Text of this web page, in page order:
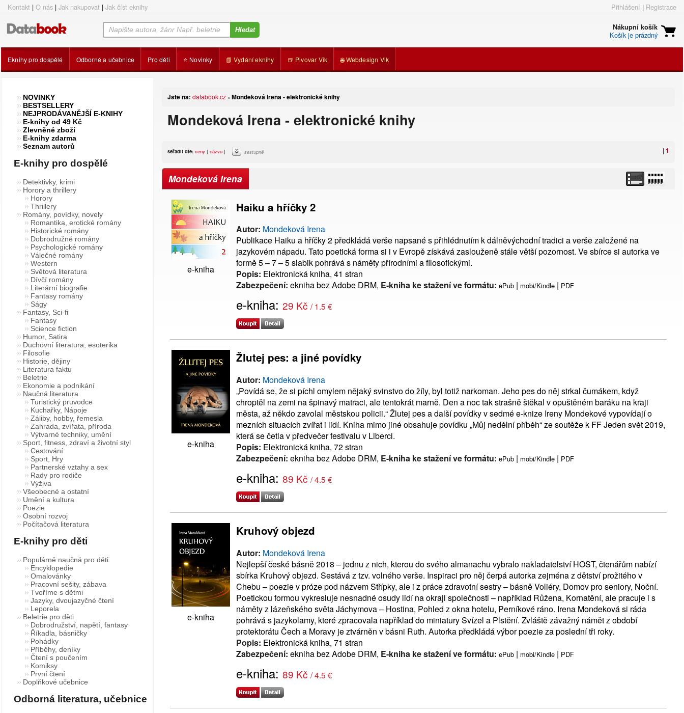
Kontakt | O nás | Jak nakupovat | Jak číst eknihy Přihlášení | Registrace
Nákupní košík
Košík je prázdný
Eknihy pro dospělé Odborné a učebnice Pro děti ⭐ Novinky 📗 Vydání eknihy 🍺 Pivovar Vik 🌐 Webdesign Vik
Jste na: databook.cz » Mondeková Irena - elektronické knihy
Mondeková Irena - elektronické knihy
| 1
seřadit dle: ceny | názvu | sestupně
Mondeková Irena
e-kniha
Haiku a hříčky 2
Autor: Mondeková Irena
Publikace Haiku a hříčky 2 předkládá verše napsané s přihlédnutím k dálněvýchodní tradici a verše založené na
jazykovém nápadu. Tato poetická forma si i v Evropě získává zaslouženě stále větší pozornost. Ve sbírce si autorka ve
formě 5 – 7 – 5 slabik pohrává s náměty přírodními a filosofickými.
Popis: Elektronická kniha, 41 stran
Zabezpečení: ekniha bez Adobe DRM, E-kniha ke stažení ve formátu: ePub | mobi/Kindle | PDF
e-kniha: 29 Kč / 1.5 €
e-kniha
Žlutej pes: a jiné povídky
Autor: Mondeková Irena
„Povídá se, že si píchl omylem nějaký svinstvo do žíly, byl totiž narkoman. Jeho pes do něj strkal čumákem, když
chroptěl na zemi na špinavý matraci, ale tentokrát marně. Den a noc tak strašně štěkal v opuštěném baráku na kraji
města, až někdo zavolal městskou policii.“ Žlutej pes a další povídky v sedmé e-knize Ireny Mondekové vypovídají o
mezních situacích zvířat i lidí. Kniha mimo jiné obsahuje povídku „Můj nedělní příběh“ ze soutěže k FF Jeden svět 2019,
která se četla v předvečer festivalu v Liberci.
Popis: Elektronická kniha, 72 stran
Zabezpečení: ekniha bez Adobe DRM, E-kniha ke stažení ve formátu: ePub | mobi/Kindle | PDF
e-kniha: 89 Kč / 4.5 €
e-kniha
Kruhový objezd
Autor: Mondeková Irena
Nejlepší české básně 2018 – jednu z nich, kterou do svého almanachu vybralo nakladatelství HOST, čtenářům nabízí
sbírka Kruhový objezd. Sestává z tzv. volného verše. Inspiraci pro něj čerpá autorka zejména z dětství prožitého v
Chebu – poezie v próze pod názvem Střípky, ale i z práce zdravotní sestry – básně Voliéry, Domov pro seniory, Noční.
Poetickou formou vykresluje nesnadné osudy lidí na okraji společnosti – například Růžena, Kornatění, ale pracuje i s
náměty z lázeňského světa Jáchymova – Hostina, Pohled z okna hotelu, Perníkové ráno. Irena Mondeková si ráda
pohrává s jazykolamy, které zpracovala například do miniatury Svízel a Plstění. Zvláště závažný námět z období
protektorátu Čech a Moravy je ztvárněn v básni Ruth. Autorka předkládá výbor poezie za poslední tři roky.
Popis: Elektronická kniha, 71 stran
Zabezpečení: ekniha bez Adobe DRM, E-kniha ke stažení ve formátu: ePub | mobi/Kindle | PDF
e-kniha: 89 Kč / 4.5 €
NOVINKY
BESTSELLERY
NEJPRODÁVANĚJŠÍ E-KNIHY
E-knihy od 49 Kč
Zlevněné zboží
E-knihy zdarma
Seznam autorů
E-knihy pro dospělé
Detektivky, krimi
Horory a thrillery
Horory
Thrillery
Romány, povídky, novely
Romantika, erotické romány
Historické romány
Dobrodružné romány
Psychologické romány
Válečné romány
Western
Světová literatura
Dívčí romány
Literární biografie
Fantasy romány
Ságy
Fantasy, Sci-fi
Fantasy
Science fiction
Humor, Satira
Duchovní literatura, esoterika
Filosofie
Historie, dějiny
Literatura faktu
Beletrie
Ekonomie a podnikání
Naučná literatura
Turistický pruvodce
Kuchařky, Nápoje
Záliby, hobby, řemesla
Zahrada, zvířata, příroda
Výtvarné techniky, umění
Sport, fitness, zdraví a životní styl
Cestování
Sport, Hry
Partnerské vztahy a sex
Rady pro rodiče
Výživa
Všeobecné a ostatní
Umění a kultura
Poezie
Osobní rozvoj
Počítačová literatura
E-knihy pro děti
Populárně naučná pro děti
Encyklopedie
Omalovánky
Pracovní sešity, zábava
Tvoříme s dětmi
Jazyky, dvoujazyčné čtení
Leporela
Beletrie pro děti
Dobrodružství, napětí, fantasy
Říkadla, básničky
Pohádky
Příběhy, deníky
Čtení s poučením
Komiksy
První čtení
Doplňkové učebnice
Odborná literatura, učebnice